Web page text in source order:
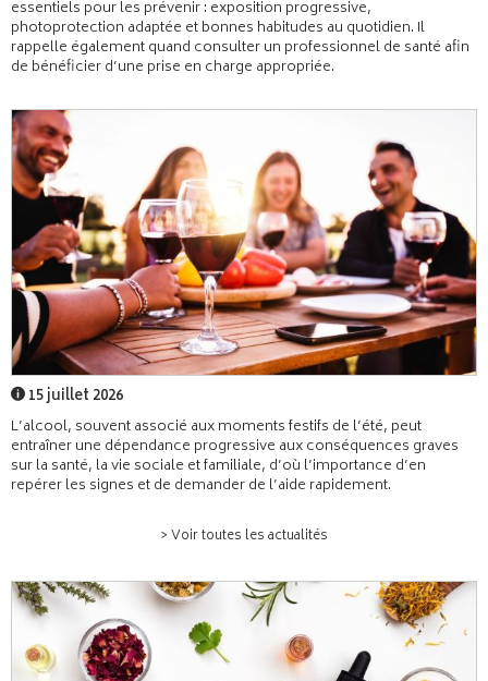
essentiels pour les prévenir : exposition progressive,
photoprotection adaptée et bonnes habitudes au quotidien. Il
rappelle également quand consulter un professionnel de santé afin
de bénéficier d’une prise en charge appropriée.
15 juillet 2026
L’alcool, souvent associé aux moments festifs de l’été, peut
entraîner une dépendance progressive aux conséquences graves
sur la santé, la vie sociale et familiale, d’où l’importance d’en
repérer les signes et de demander de l’aide rapidement.
> Voir toutes les actualités